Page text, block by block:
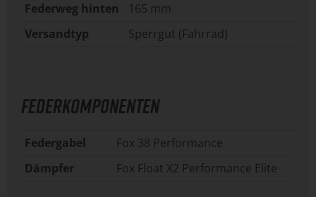
Federweg hinten
165 mm
Versandtyp
Sperrgut (Fahrrad)
FEDERKOMPONENTEN
Federgabel
Fox 38 Performance
Dämpfer
Fox Float X2 Performance Elite